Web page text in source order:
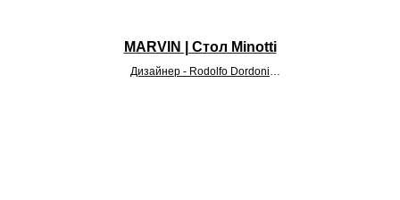
MARVIN | Стол Minotti
Дизайнер - Rodolfo Dordoni